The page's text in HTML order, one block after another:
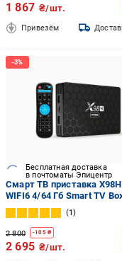
1 867 ₴/шт.
Привезём
Бесплатная доставка
в почтоматы Эпицентр
Смарт ТВ приставка
WIFI6 4/64 Гб Smart TV
Android 12 (554-3)
1
2 800 -105₴
2 695 ₴/шт.